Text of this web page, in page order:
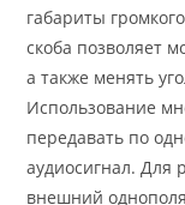
габариты
скоба позволяет
а также менять
Использование
передавать по
аудиосигнал. Для
внешний